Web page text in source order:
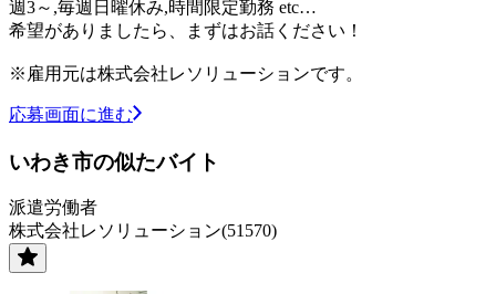
週3～,毎週日曜休み,時間限定勤務 etc…
希望がありましたら、まずはお話ください！
※雇用元は株式会社レソリューションです。
応募画面に進む
いわき市の似たバイト
派遣労働者
株式会社レソリューション(51570)